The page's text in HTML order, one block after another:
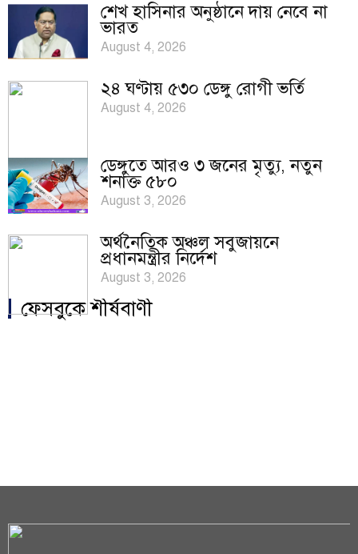
শেখ হাসিনার অনুষ্ঠানে দায় নেবে না
ভারত
August 4, 2026
২৪ ঘণ্টায় ৫৩০ ডেঙ্গু রোগী ভর্তি
August 4, 2026
ডেঙ্গুতে আরও ৩ জনের মৃত্যু, নতুন
শনাক্ত ৫৮০
August 3, 2026
অর্থনৈতিক অঞ্চল সবুজায়নে
প্রধানমন্ত্রীর নির্দেশ
August 3, 2026
ফেসবুকে শীর্ষবাণী